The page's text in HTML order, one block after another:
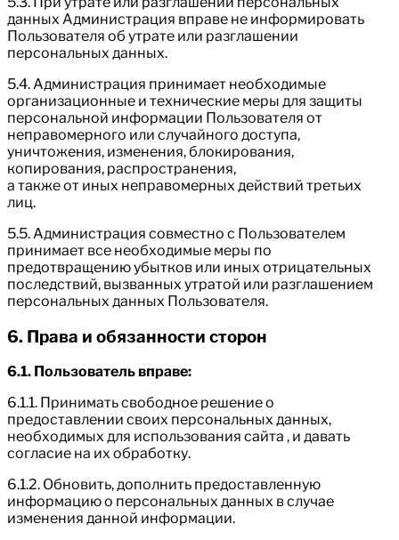
данных Администрация вправе не информировать
Пользователя об утрате или разглашении
персональных данных.
5.4. Администрация принимает необходимые
организационные и технические меры для защиты
персональной информации Пользователя от
неправомерного или случайного доступа,
уничтожения, изменения, блокирования,
копирования, распространения,
а также от иных неправомерных действий третьих
лиц.
5.5. Администрация совместно с Пользователем
принимает все необходимые меры по
предотвращению убытков или иных отрицательных
последствий, вызванных утратой или разглашением
персональных данных Пользователя.
6. Права и обязанности сторон
6.1. Пользователь вправе:
6.1.1. Принимать свободное решение о
предоставлении своих персональных данных,
необходимых для использования сайта , и давать
согласие на их обработку.
6.1.2. Обновить, дополнить предоставленную
информацию о персональных данных в случае
изменения данной информации.